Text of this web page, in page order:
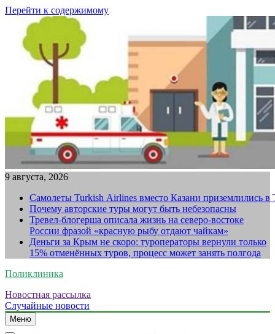
Перейти к содержимому
9 августа, 2026
Самолеты Turkish Airlines вместо Казани приземлились в
Почему авторские туры могут быть небезопасны
Тревел-блогерша описала жизнь на северо-востоке
России фразой «красную рыбу отдают чайкам»
Деньги за Крым не скоро: туроператоры вернули только
15% отменённых туров, процесс может занять полгода
Поликлиника
Новостная рассылка
Случайные новости
Меню